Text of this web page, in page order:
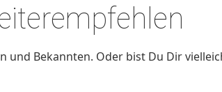
und Bekannten. Oder bist Du Dir